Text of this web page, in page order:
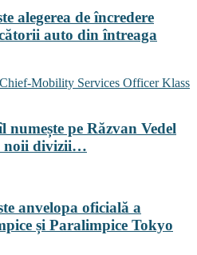
alegerea de încredere
auto din întreaga
numește pe Răzvan Vedel
noii divizii…
anvelopa oficială a
și Paralimpice Tokyo